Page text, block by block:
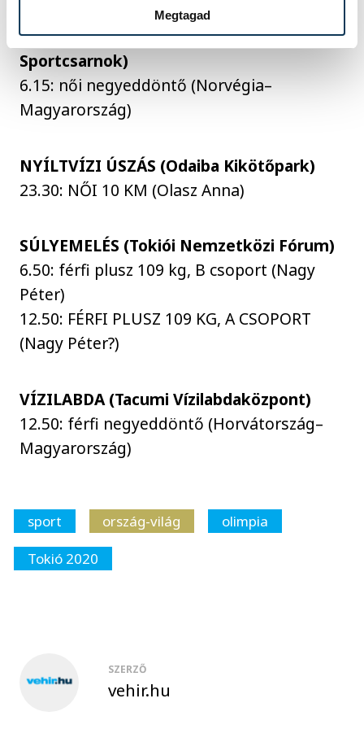
Megtagad
KÉZILABDA (Jojogi Nemzeti
Sportcsarnok)
6.15: női negyeddöntő (Norvégia–
Magyarország)
NYÍLTVÍZI ÚSZÁS (Odaiba Kikötőpark)
23.30: NŐI 10 KM (Olasz Anna)
SÚLYEMELÉS (Tokiói Nemzetközi Fórum)
6.50: férfi plusz 109 kg, B csoport (Nagy
Péter)
12.50: FÉRFI PLUSZ 109 KG, A CSOPORT
(Nagy Péter?)
VÍZILABDA (Tacumi Vízilabdaközpont)
12.50: férfi negyeddöntő (Horvátország–
Magyarország)
sport ország-világ
olimpia
Tokió 2020
SZERZŐ
vehir.hu